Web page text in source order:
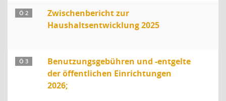
Ö 2
Zwischenbericht zur
Haushaltsentwicklung 2025
Ö 3
Benutzungsgebühren und -entgelte
der öffentlichen Einrichtungen
2026;